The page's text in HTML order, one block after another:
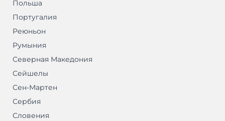
Польша
Португалия
Реюньон
Румыния
Северная Македония
Сейшелы
Сен-Мартен
Сербия
Словения